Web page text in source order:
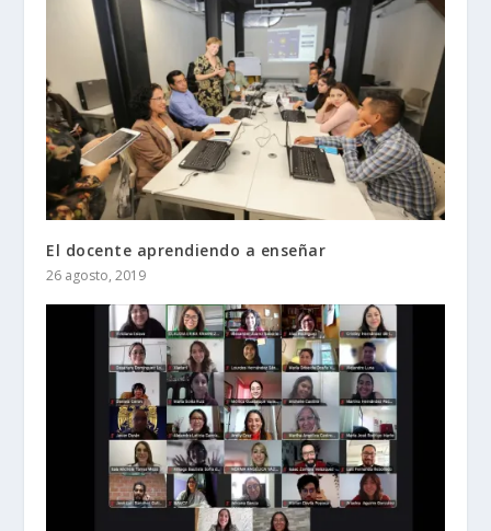
El docente aprendiendo a enseñar
26 agosto, 2019